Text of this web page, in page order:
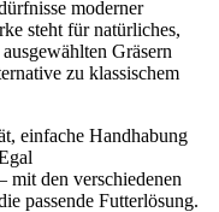
moderner
steht für natürliches,
Gräsern
zu klassischem
einfache Handhabung
mit den verschiedenen
passende Futterlösung.